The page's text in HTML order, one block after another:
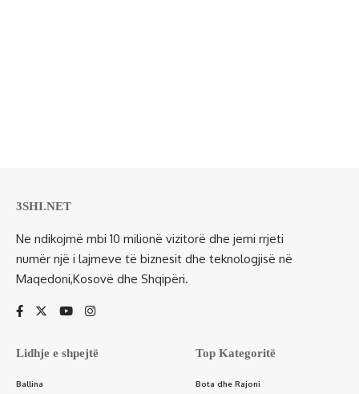
3SHI.NET
Ne ndikojmë mbi 10 milionë vizitorë dhe jemi rrjeti
numër një i lajmeve të biznesit dhe teknologjisë në
Maqedoni,Kosovë dhe Shqipëri.
Lidhje e shpejtë
Ballina
Top Kategoritë
Bota dhe Rajoni